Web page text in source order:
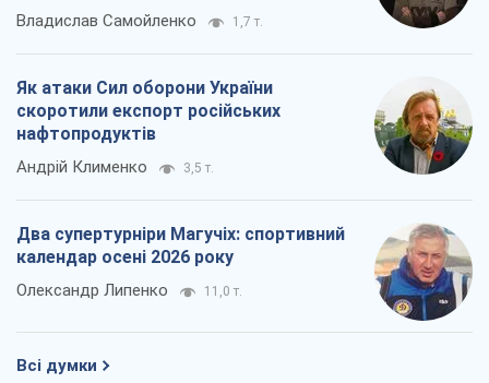
Владислав Самойленко 1,7 т.
Як атаки Сил оборони України
скоротили експорт російських
нафтопродуктів
Андрій Клименко 3,5 т.
Два супертурніри Магучіх: спортивний
календар осені 2026 року
Олександр Липенко 11,0 т.
Всі думки